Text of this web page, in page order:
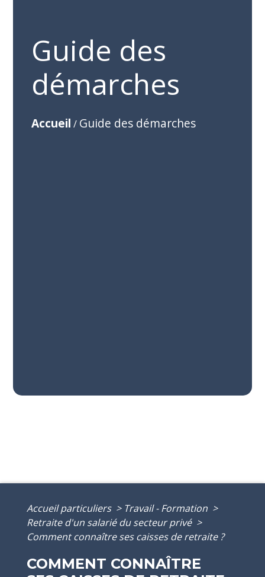
Guide des
démarches
Accueil / Guide des démarches
Accueil particuliers > Travail - Formation >
Retraite d'un salarié du secteur privé >
Comment connaître ses caisses de retraite ?
COMMENT CONNAÎTRE